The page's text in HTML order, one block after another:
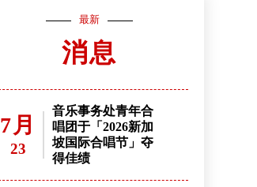
最新
消息
7月
23
音乐事务处青年合
唱团于「2026新加
坡国际合唱节」夺
得佳绩